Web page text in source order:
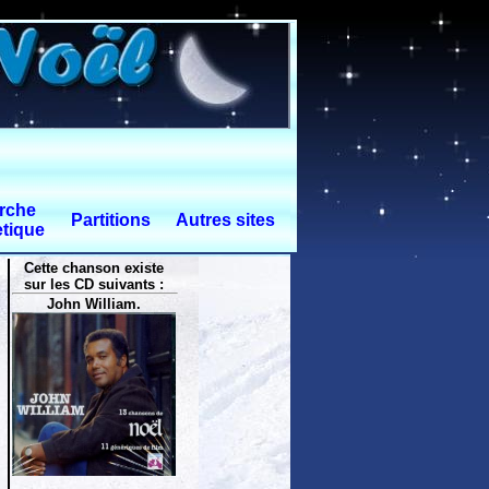
Partitions Autres sites
Cette chanson existe
sur les CD suivants :
John William.